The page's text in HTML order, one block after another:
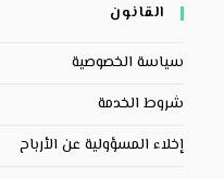
القانون
سياسة الخصوصية
شروط الخدمة
إخلاء المسؤولية عن الأرباح